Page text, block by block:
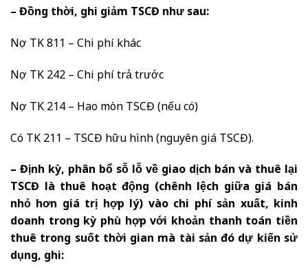
– Đồng thời, ghi giảm TSCĐ như sau:
Nợ TK 811 – Chi phí khác
Nợ TK 242 – Chi phí trả trước
Nợ TK 214 – Hao mòn TSCĐ (nếu có)
Có TK 211 – TSCĐ hữu hình (nguyên giá TSCĐ).
– Định kỳ, phân bổ sỗ lỗ về giao dịch bán và thuê lại
TSCĐ là thuê hoạt động (chênh lệch giữa giá bán
nhỏ hơn giá trị hợp lý) vào chi phí sản xuất, kinh
doanh trong kỳ phù hợp với khoản thanh toán tiền
thuê trong suốt thời gian mà tài sản đó dự kiến sử
dụng, ghi: